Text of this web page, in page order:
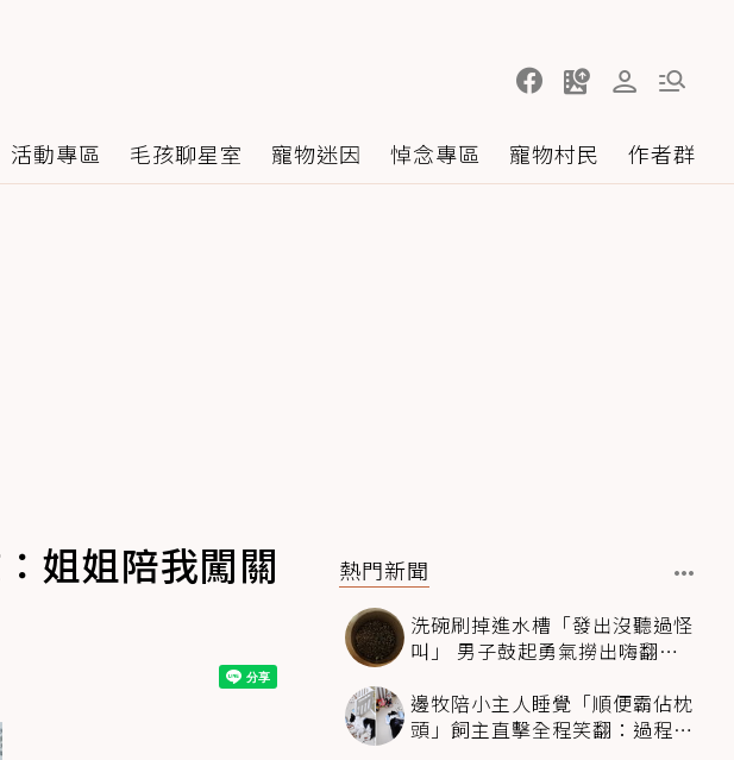
活動專區 毛孩聊星室 寵物迷因 悼念專區 寵物村民 作者群
姐姐陪我闖關
熱門新聞
洗碗刷掉進水槽「發出沒聽過怪
叫」 男子鼓起勇氣撈出嗨翻：
邊牧陪小主人睡覺「順便霸佔枕
頭」飼主直擊全程笑翻：過程絲